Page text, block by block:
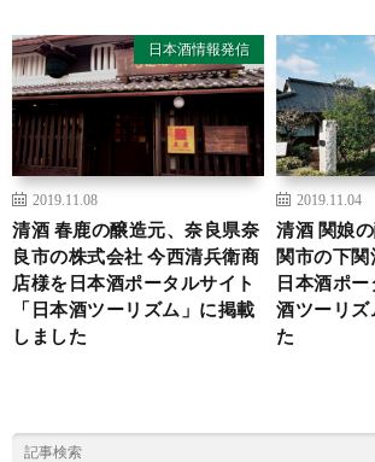
日本酒情報発信
2019.11.08
清酒 春鹿の醸造元、奈良県奈
良市の株式会社 今西清兵衛商
店様を日本酒ポータルサイト
「日本酒ツーリズム」に掲載
しました
2019.11.04
清酒 関娘
関市の下関
日本酒ポ
酒ツーリズ
た